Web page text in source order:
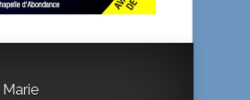
Marie